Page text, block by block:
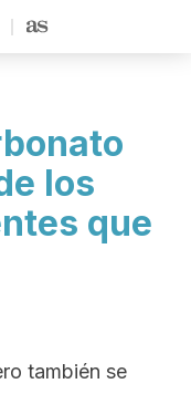
los
que
también se